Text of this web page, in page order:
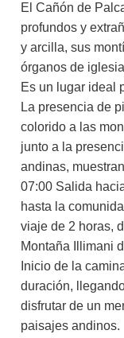
El Cañón de
profundos y
y arcilla, sus
órganos de
Es un lugar ideal
La presencia de
colorido a las
junto a la
andinas,
07:00 Salida
hasta la
viaje de 2 horas,
Montaña Illimani
Inicio de la
duración,
disfrutar de un
paisajes andinos.